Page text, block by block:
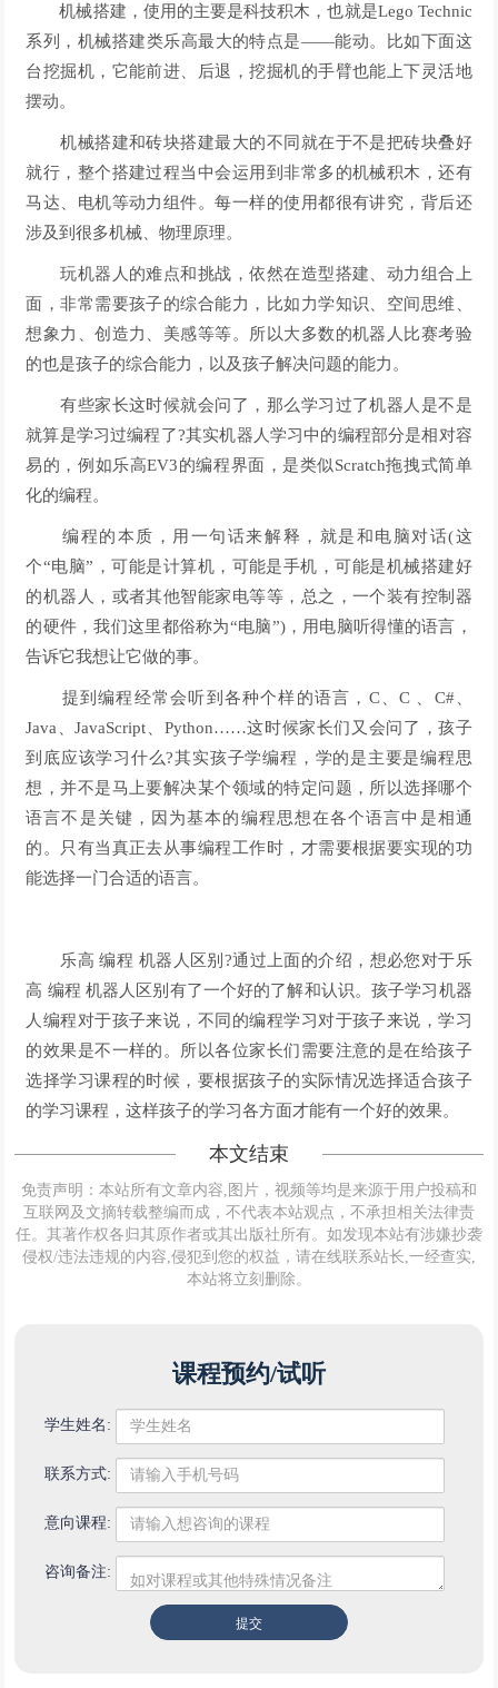
机械搭建，使用的主要是科技积木，也就是Lego Technic
系列，机械搭建类乐高最大的特点是——能动。比如下面这
台挖掘机，它能前进、后退，挖掘机的手臂也能上下灵活地
摆动。
机械搭建和砖块搭建最大的不同就在于不是把砖块叠好
就行，整个搭建过程当中会运用到非常多的机械积木，还有
马达、电机等动力组件。每一样的使用都很有讲究，背后还
涉及到很多机械、物理原理。
玩机器人的难点和挑战，依然在造型搭建、动力组合上
面，非常需要孩子的综合能力，比如力学知识、空间思维、
想象力、创造力、美感等等。所以大多数的机器人比赛考验
的也是孩子的综合能力，以及孩子解决问题的能力。
有些家长这时候就会问了，那么学习过了机器人是不是
就算是学习过编程了?其实机器人学习中的编程部分是相对容
易的，例如乐高EV3的编程界面，是类似Scratch拖拽式简单
化的编程。
编程的本质，用一句话来解释，就是和电脑对话(这
个“电脑”，可能是计算机，可能是手机，可能是机械搭建好
的机器人，或者其他智能家电等等，总之，一个装有控制器
的硬件，我们这里都俗称为“电脑”)，用电脑听得懂的语言，
告诉它我想让它做的事。
提到编程经常会听到各种个样的语言，C、C 、C#、
Java、JavaScript、Python……这时候家长们又会问了，孩子
到底应该学习什么?其实孩子学编程，学的是主要是编程思
想，并不是马上要解决某个领域的特定问题，所以选择哪个
语言不是关键，因为基本的编程思想在各个语言中是相通
的。只有当真正去从事编程工作时，才需要根据要实现的功
能选择一门合适的语言。
乐高 编程 机器人区别?通过上面的介绍，想必您对于乐
高 编程 机器人区别有了一个好的了解和认识。孩子学习机器
人编程对于孩子来说，不同的编程学习对于孩子来说，学习
的效果是不一样的。所以各位家长们需要注意的是在给孩子
选择学习课程的时候，要根据孩子的实际情况选择适合孩子
的学习课程，这样孩子的学习各方面才能有一个好的效果。
本文结束
免责声明：本站所有文章内容,图片，视频等均是来源于用户投稿和
互联网及文摘转载整编而成，不代表本站观点，不承担相关法律责
任。其著作权各归其原作者或其出版社所有。如发现本站有涉嫌抄袭
侵权/违法违规的内容,侵犯到您的权益，请在线联系站长,一经查实,
本站将立刻删除。
课程预约/试听
学生姓名:
联系方式:
意向课程:
咨询备注: